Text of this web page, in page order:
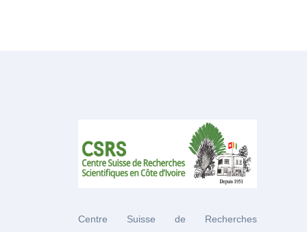
Centre Suisse de Recherches